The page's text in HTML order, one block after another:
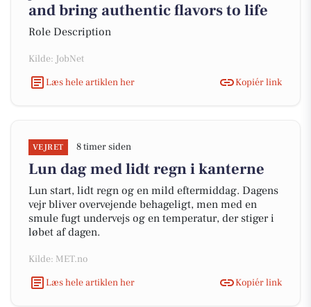
and bring authentic flavors to life
Role Description
Kilde: JobNet
Læs hele artiklen her
Kopiér link
VEJRET 8 timer siden
Lun dag med lidt regn i kanterne
Lun start, lidt regn og en mild eftermiddag. Dagens
vejr bliver overvejende behageligt, men med en
smule fugt undervejs og en temperatur, der stiger i
løbet af dagen.
Kilde: MET.no
Læs hele artiklen her
Kopiér link